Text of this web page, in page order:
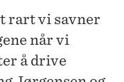
rart vi savner
når vi
å drive